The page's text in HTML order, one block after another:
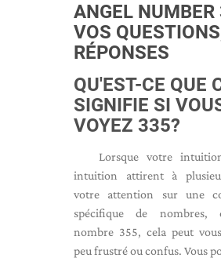
ANGEL
VOS
RÉPONSES
QU'EST-CE QUE
SIGNIFIE SI
VOYEZ 335?
Lorsque votre
intuition attirent à
votre attention sur une
spécifique de nombres,
nombre 355, cela peut
peu frustré ou confus. Vous